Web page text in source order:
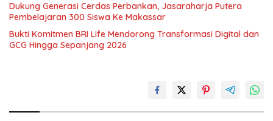
Dukung Generasi Cerdas Perbankan, Jasaraharja Putera
Pembelajaran 300 Siswa Ke Makassar
Bukti Komitmen BRI Life Mendorong Transformasi Digital dan
GCG Hingga Sepanjang 2026